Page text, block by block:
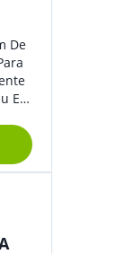
De
Em
-